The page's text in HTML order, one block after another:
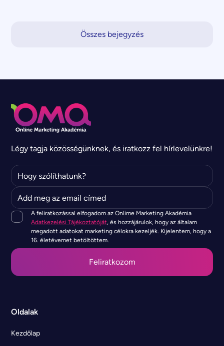
Összes bejegyzés
Légy tagja közösségünknek, és iratkozz fel hírlevelünkre!
A feliratkozással elfogadom az Onlime Marketing Akadémia
Adatkezelési Tájékoztatóját, és hozzájárulok, hogy az általam
megadott adatokat marketing célokra kezeljék. Kijelentem, hogy a
16. életévemet betöltöttem.
Oldalak
Kezdőlap